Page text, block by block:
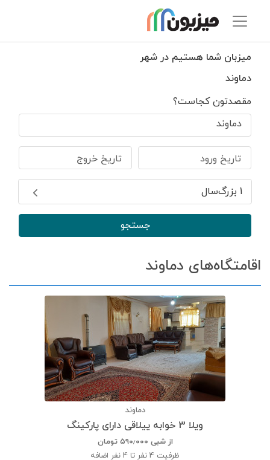
میزبان شما هستیم در شهر
دماوند
مقصدتون کجاست؟
دماوند
تاریخ ورود تاریخ خروج
1 بزرگ‌سال
جستجو
اقامتگاه‌های دماوند
دماوند
ویلا 3 خوابه ییلاقی دارای پارکینگ
از شبی ۵۹۰٫۰۰۰ تومان
ظرفیت 4 نفر تا 4 نفر اضافه